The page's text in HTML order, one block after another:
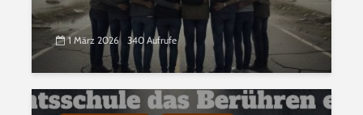
1 März 2026 340 Aufrufe